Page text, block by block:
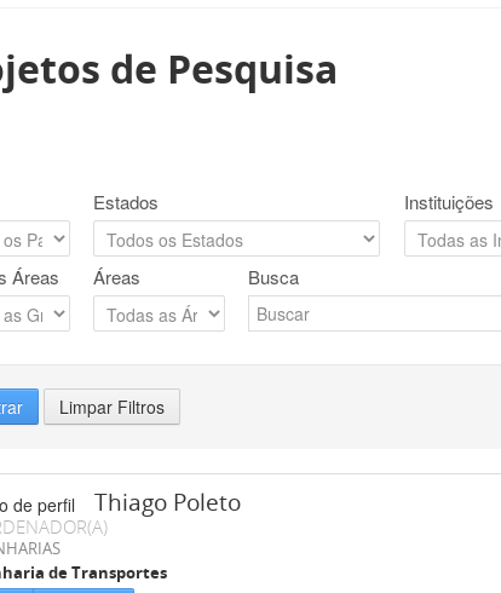
de Pesquisa
Estados Instituições
Áreas Áreas Busca
Limpar Filtros
Thiago Poleto
de Transportes